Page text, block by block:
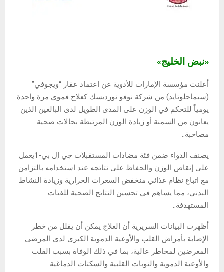
«نبض الخليج»
أعلنت مؤسسة الإمارات للأدوية عن اعتماد عقار “ويجوفي”
(سيماجلوتايد) من شركة نوفو نورديسك كعلاج فموي مرة واحدة
يومياً للتحكم في الوزن على المدى الطويل لدى البالغين الذين
يعانون من السمنة أو زيادة الوزن المرتبطة بحالات صحية
مصاحبة.
يصنف الدواء ضمن فئة مضادات المستقبلات جي إل بي-1 يعمل
على إنقاص الوزن والحفاظ على نتائجه عند استخدامه بالتزامن
مع اتباع نظام غذائي منخفض السعرات الحرارية وزيادة النشاط
البدني، مما يساهم في تحسين النتائج الصحية للفئات
المستهدفة.
أظهرت البيانات السريرية أن العلاج يمكن أن يقلل من خطر
الإصابة بأمراض القلب والأوعية الدموية الكبرى لدى المرضى
المعرضين لمخاطر عالية، بما في ذلك الوفاة بسبب القلب
والأوعية الدموية والنوبات القلبية والسكتات الدماغية.